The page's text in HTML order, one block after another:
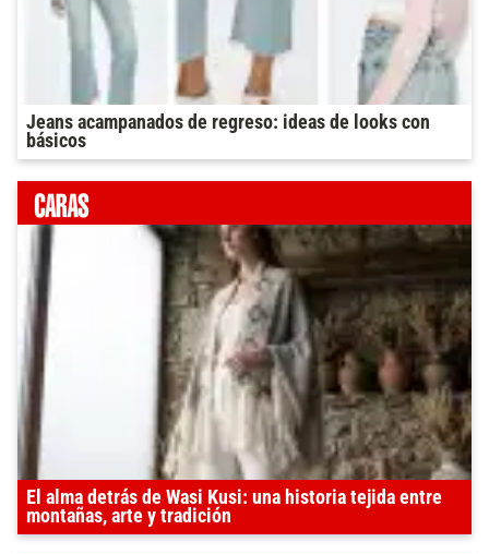
Jeans acampanados de regreso: ideas de looks con
básicos
El alma detrás de Wasi Kusi: una historia tejida entre
montañas, arte y tradición